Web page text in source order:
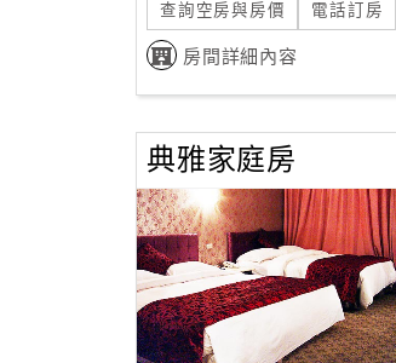
查詢空房與房價 電話訂房
房間詳細內容
典雅家庭房